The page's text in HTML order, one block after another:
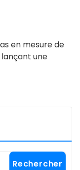
en mesure de
une
Rechercher